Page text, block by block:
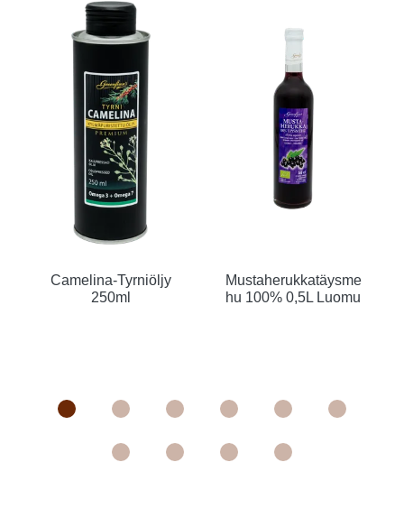
Camelina-Tyrniöljy
250ml
Mustaherukkatäysme
hu 100% 0,5L Luomu